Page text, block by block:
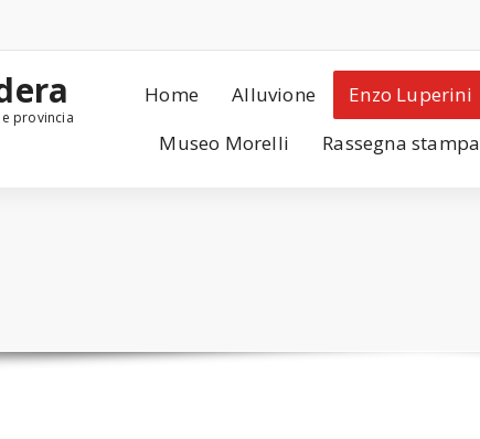
provincia
Home Alluvione Enzo Luperini
Museo Morelli
Rassegna stampa